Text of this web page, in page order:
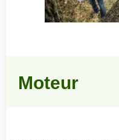
Moteur